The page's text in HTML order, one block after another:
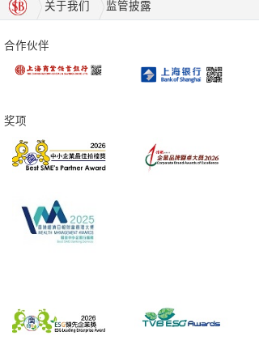
关于我们 监管披露
合作伙伴
奖项